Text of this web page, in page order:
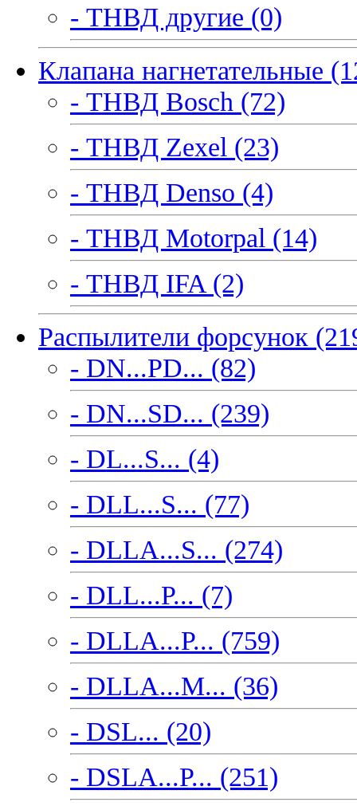
- ТНВД другие (0)
Клапана нагнетательные
- ТНВД Bosch (72)
- ТНВД Zexel (23)
- ТНВД Denso (4)
- ТНВД Motorpal (14)
- ТНВД IFA (2)
Распылители форсунок
- DN...PD... (82)
- DN...SD... (239)
- DL...S... (4)
- DLL...S... (77)
- DLLA...S... (274)
- DLL...P... (7)
- DLLA...P... (759)
- DLLA...M... (36)
- DSL... (20)
- DSLA...P... (251)